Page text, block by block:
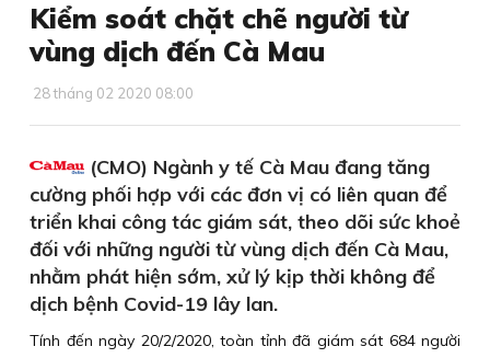
Kiểm soát chặt chẽ người từ
vùng dịch đến Cà Mau
28 tháng 02 2020 08:00
(CMO) Ngành y tế Cà Mau đang tăng
cường phối hợp với các đơn vị có liên quan để
triển khai công tác giám sát, theo dõi sức khoẻ
đối với những người từ vùng dịch đến Cà Mau,
nhằm phát hiện sớm, xử lý kịp thời không để
dịch bệnh Covid-19 lây lan.
Tính đến ngày 20/2/2020, toàn tỉnh đã giám sát 684 người